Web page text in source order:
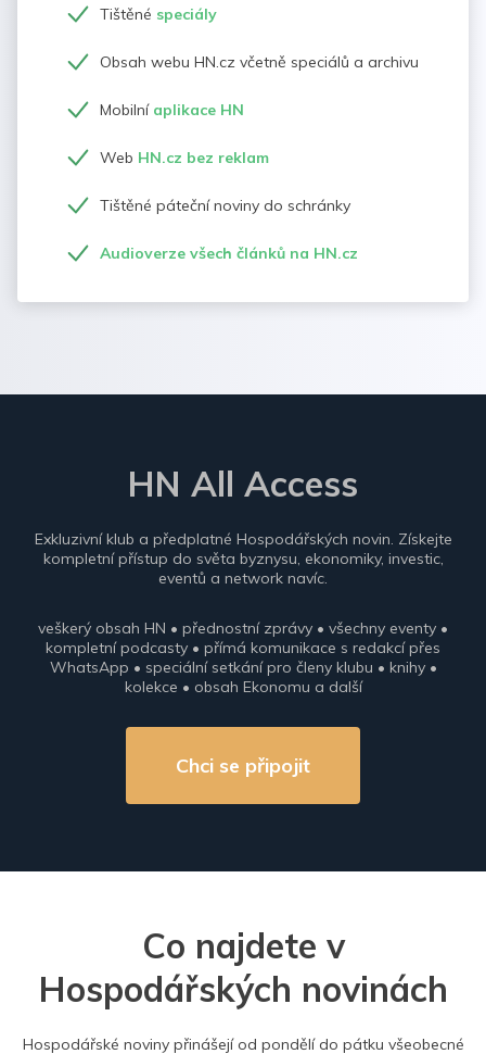
Tištěné speciály
Obsah webu HN.cz včetně speciálů a archivu
Mobilní aplikace HN
Web HN.cz bez reklam
Tištěné páteční noviny do schránky
Audioverze všech článků na HN.cz
HN All Access
Exkluzivní klub a předplatné Hospodářských novin. Získejte
kompletní přístup do světa byznysu, ekonomiky, investic,
eventů a network navíc.
veškerý obsah HN • přednostní zprávy • všechny eventy •
kompletní podcasty • přímá komunikace s redakcí přes
WhatsApp • speciální setkání pro členy klubu • knihy •
kolekce • obsah Ekonomu a další
Chci se připojit
Co najdete v
Hospodářských novinách
Hospodářské noviny přinášejí od pondělí do pátku všeobecné